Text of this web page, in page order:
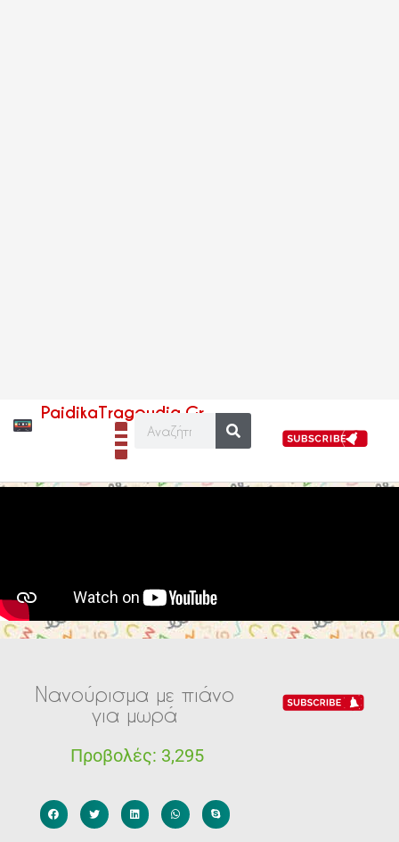
PaidikaTragoudia.Gr
Νανούρισμα με πιάνο
για μωρά
Προβολές: 3,295